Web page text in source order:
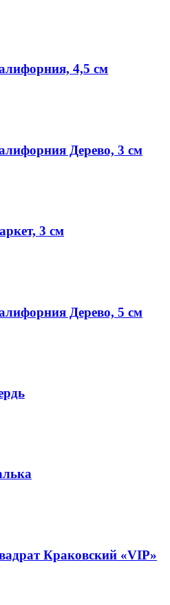
4,5 см
Дерево, 3 см
3 см
Дерево, 5 см
Краковский «VIP»